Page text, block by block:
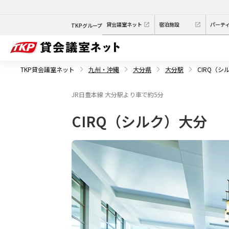
TKPグループ 貸会議室ネット 宿泊施設 パーテ
TKP貸会議室ネット 九州・沖縄 大分県 大分駅 CIRQ（シ
CIRQ（シルク）大分
JR日豊本線 大分駅より車で約5分